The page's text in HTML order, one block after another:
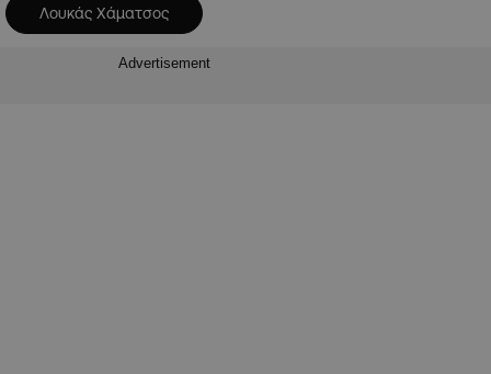
Λουκάς Χάματσος
Advertisement